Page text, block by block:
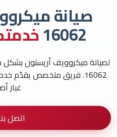
صيانة
16062
لصيانة ميكروويف أريستون
16062. فريق متخصص يقدّم
غيار
اتصل